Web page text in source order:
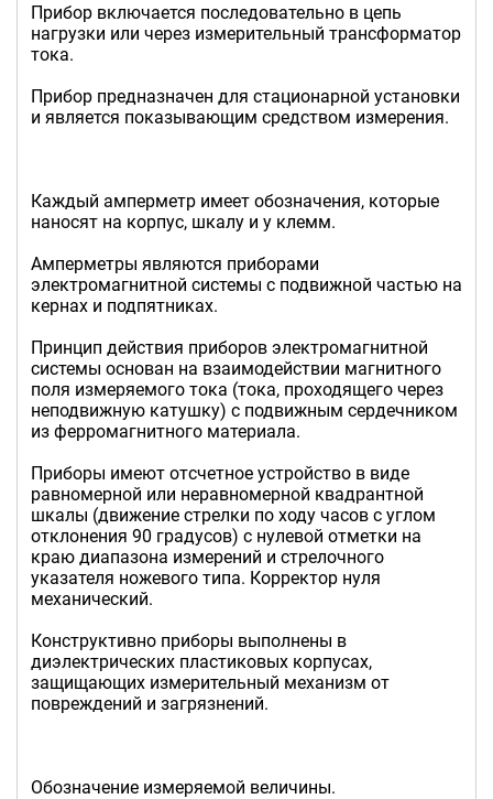
Прибор включается последовательно в цепь
нагрузки или через измерительный трансформатор
тока.
Прибор предназначен для стационарной установки
и является показывающим средством измерения.
Каждый амперметр имеет обозначения, которые
наносят на корпус, шкалу и у клемм.
Амперметры являются приборами
электромагнитной системы с подвижной частью на
кернах и подпятниках.
Принцип действия приборов электромагнитной
системы основан на взаимодействии магнитного
поля измеряемого тока (тока, проходящего через
неподвижную катушку) с подвижным сердечником
из ферромагнитного материала.
Приборы имеют отcчетное устройство в виде
равномерной или неравномерной квадрантной
шкалы (движение стрелки по ходу часов с углом
отклонения 90 градусов) с нулевой отметки на
краю диапазона измерений и стрелочного
указателя ножевого типа. Корректор нуля
механический.
Конструктивно приборы выполнены в
диэлектрических пластиковых корпусах,
защищающих измерительный механизм от
повреждений и загрязнений.
Обозначение измеряемой величины.